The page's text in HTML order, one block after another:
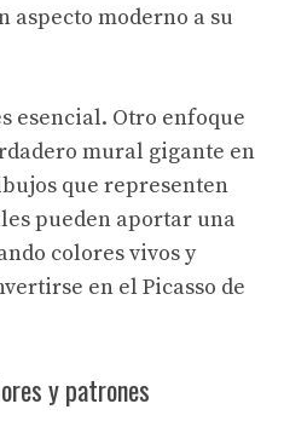
aspecto moderno a su
esencial. Otro enfoque
mural gigante en
que representen
pueden aportar una
colores vivos y
en el Picasso de
y patrones